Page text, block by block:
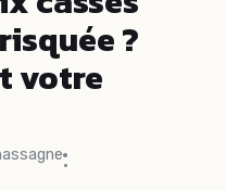
?
votre
·